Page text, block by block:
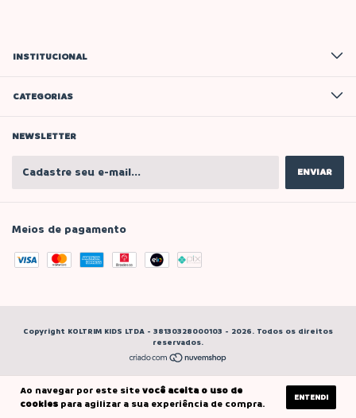
Ao navegar por este sitevocê aceita o uso de
cookies para agilizar a sua experiência de compra. ENTENDI
INSTITUCIONAL
CATEGORIAS
NEWSLETTER
Meios de pagamento
Copyright KOLTRIM KIDS LTDA - 38130328000103 - 2026. Todos os direitos
reservados.